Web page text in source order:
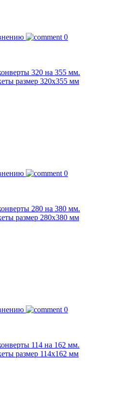
0
размер 320х355 мм
0
размер 280х380 мм
0
размер 114х162 мм